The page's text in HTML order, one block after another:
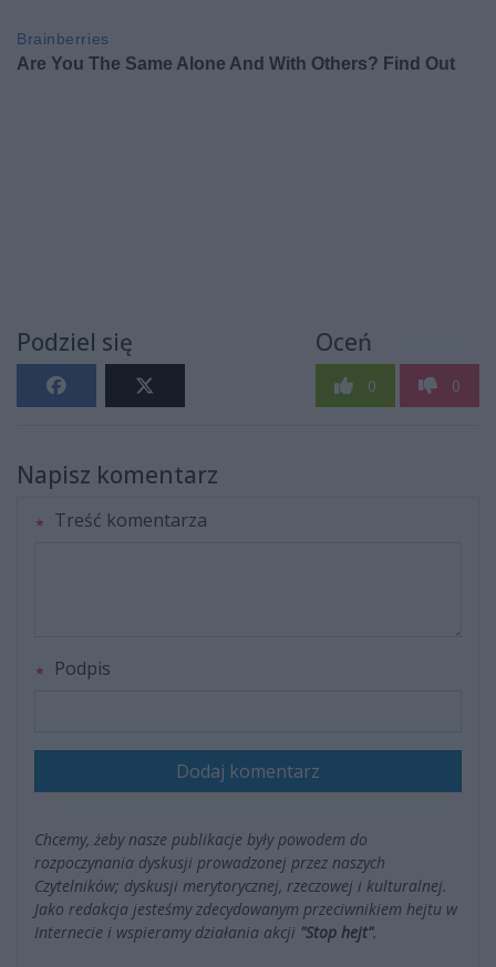
Podziel się Oceń
0 0
Napisz komentarz
Treść komentarza
Podpis
Dodaj komentarz
Chcemy, żeby nasze publikacje były powodem do
rozpoczynania dyskusji prowadzonej przez naszych
Czytelników; dyskusji merytorycznej, rzeczowej i kulturalnej.
Jako redakcja jesteśmy zdecydowanym przeciwnikiem hejtu w
Internecie i wspieramy działania akcji "Stop hejt".